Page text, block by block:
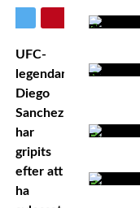
UFC-
legendaren
Diego
Sanchez
har
gripits
efter att
ha